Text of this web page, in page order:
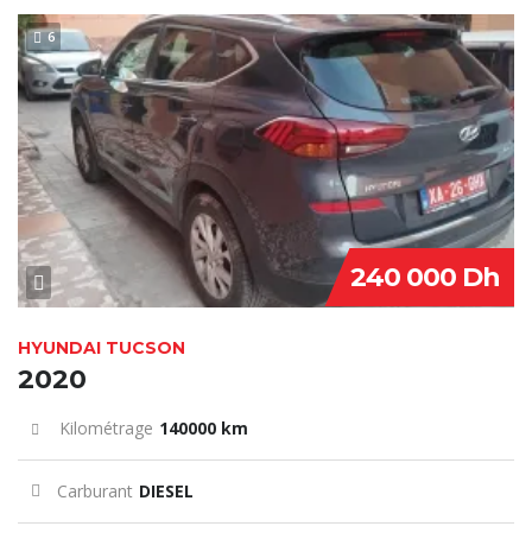
6
240 000 Dh
HYUNDAI TUCSON
2020
Kilométrage 140000 km
Carburant DIESEL